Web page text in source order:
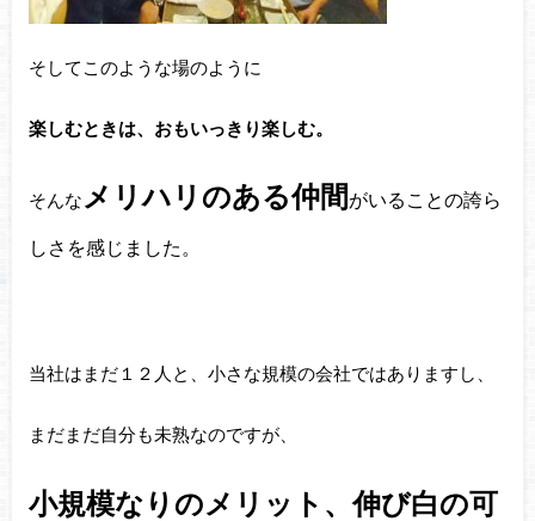
そしてこのような場のように
楽しむときは、おもいっきり楽しむ。
そんな メリハリのある仲間がいることの誇ら
しさを感じました。
当社はまだ１２人と、小さな規模の会社ではありますし、
まだまだ自分も未熟なのですが、
小規模なりのメリット、伸び白の可